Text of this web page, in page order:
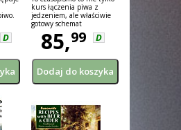
D
kurs łączenia piwa z
jedzeniem, ale właściwie
gotowy schemat
zorganizowania takiego
eventu.
85,99 D